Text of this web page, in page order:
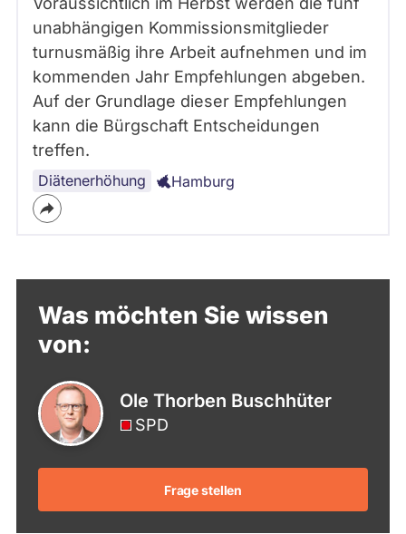
unabhängigen Kommissionsmitglieder
turnusmäßig ihre Arbeit aufnehmen und im
kommenden Jahr Empfehlungen abgeben.
Auf der Grundlage dieser Empfehlungen
kann die Bürgschaft Entscheidungen
treffen.
Diätenerhöhung Hamburg
Was möchten Sie wissen
von:
Ole Thorben Buschhüter
SPD
Frage stellen